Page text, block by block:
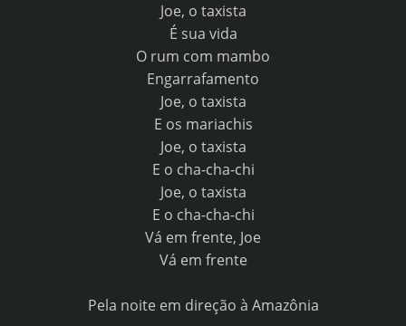
Joe, o taxista
É sua vida
O rum com mambo
Engarrafamento
Joe, o taxista
E os mariachis
Joe, o taxista
E o cha-cha-chi
Joe, o taxista
E o cha-cha-chi
Vá em frente, Joe
Vá em frente
Pela noite em direção à Amazônia